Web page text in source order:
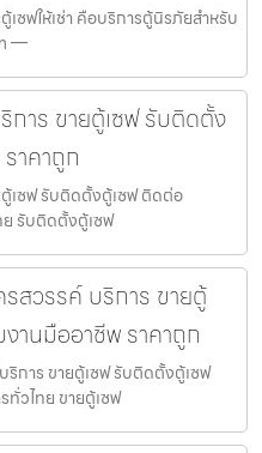
ซฟให้เช่า คือบริการตู้นิรภัยสำหรับ
—
การ ขายตู้เซฟ รับติดตั้ง
าคาถูก
เซฟ รับติดตั้งตู้เซฟ ติดต่อ
ย รับติดตั้งตู้เซฟ
สวรรค์ บริการ ขายตู้
านมืออาชีพ ราคาถูก
ริการ ขายตู้เซฟ รับติดตั้งตู้เซฟ
วไทย ขายตู้เซฟ